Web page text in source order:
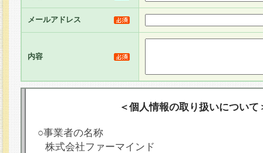
メールアドレス
内容
＜個人情報の取り扱いについて
○事業者の名称
株式会社ファーマインド